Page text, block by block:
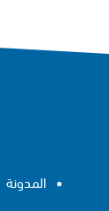
المدونة